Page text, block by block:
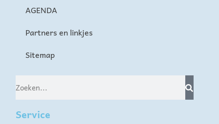
AGENDA
Partners en linkjes
Sitemap
Service